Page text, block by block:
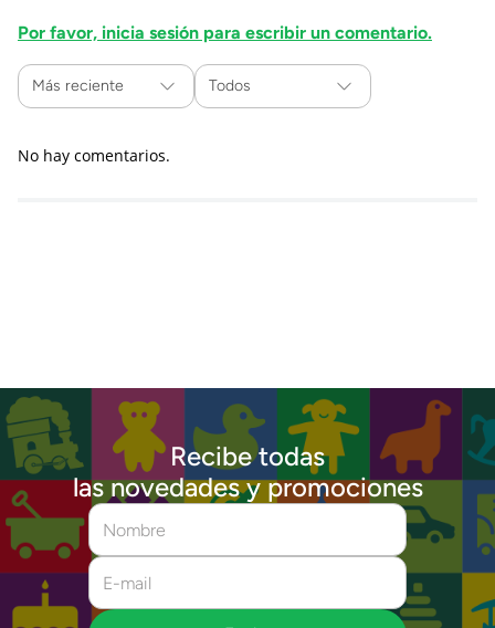
Por favor, inicia sesión para escribir un comentario.
Más reciente Todos
No hay comentarios.
Recibe todas
las novedades y promociones